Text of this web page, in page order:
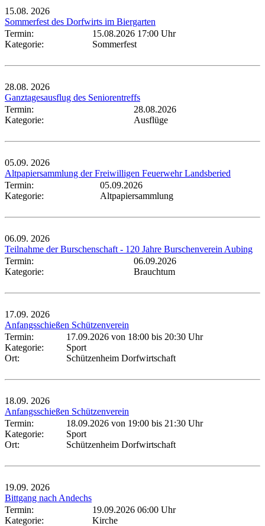
15.08. 2026
Sommerfest des Dorfwirts im Biergarten
Termin:
15.08.2026 17:00 Uhr
Kategorie:
Sommerfest
28.08. 2026
Ganztagesausflug des Seniorentreffs
Termin:
28.08.2026
Kategorie:
Ausflüge
05.09. 2026
Altpapiersammlung der Freiwilligen Feuerwehr Landsberied
Termin:
05.09.2026
Kategorie:
Altpapiersammlung
06.09. 2026
Teilnahme der Burschenschaft - 120 Jahre Burschenverein Aubing
Termin:
06.09.2026
Kategorie:
Brauchtum
17.09. 2026
Anfangsschießen Schützenverein
Termin:
17.09.2026 von 18:00 bis 20:30 Uhr
Kategorie:
Sport
Ort:
Schützenheim Dorfwirtschaft
18.09. 2026
Anfangsschießen Schützenverein
Termin:
18.09.2026 von 19:00 bis 21:30 Uhr
Kategorie:
Sport
Ort:
Schützenheim Dorfwirtschaft
19.09. 2026
Bittgang nach Andechs
Termin:
19.09.2026 06:00 Uhr
Kategorie:
Kirche